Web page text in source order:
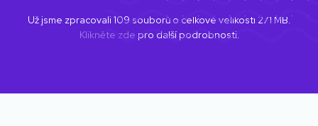
Už jsme zpracovali 109 souborů o celkové velikosti 271 MB.
Klikněte zde pro další podrobnosti.